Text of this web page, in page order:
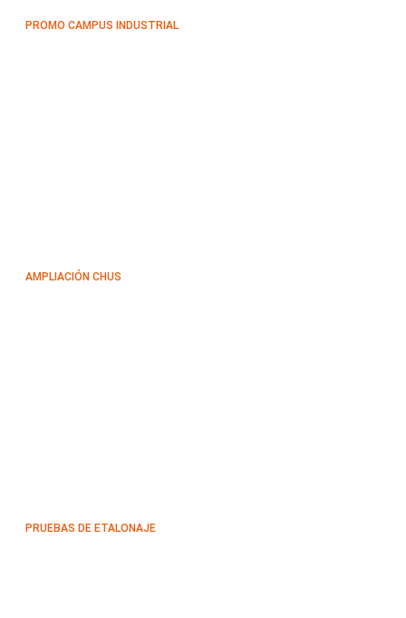
PROMO CAMPUS INDUSTRIAL
AMPLIACIÓN CHUS
PRUEBAS DE ETALONAJE